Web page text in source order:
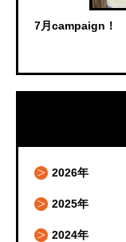
7月campaign！
2026年
2025年
2024年